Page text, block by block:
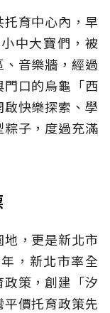
育中心內，早
中大寶們，被
音樂牆，經過
口的烏龜「西
快樂探索、學
子，度過充滿
，更是新北市
，新北市率全
策，創建「汐
價托育政策先